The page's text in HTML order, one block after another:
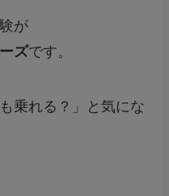
が
ズです。
乗れる？」と気にな